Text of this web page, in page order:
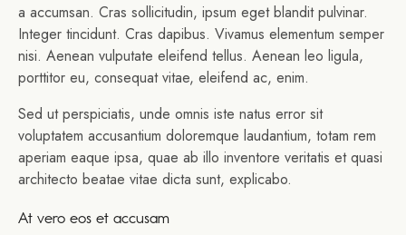
a accumsan. Cras sollicitudin, ipsum eget blandit pulvinar.
Integer tincidunt. Cras dapibus. Vivamus elementum semper
nisi. Aenean vulputate eleifend tellus. Aenean leo ligula,
porttitor eu, consequat vitae, eleifend ac, enim.
Sed ut perspiciatis, unde omnis iste natus error sit
voluptatem accusantium doloremque laudantium, totam rem
aperiam eaque ipsa, quae ab illo inventore veritatis et quasi
architecto beatae vitae dicta sunt, explicabo.
At vero eos et accusam